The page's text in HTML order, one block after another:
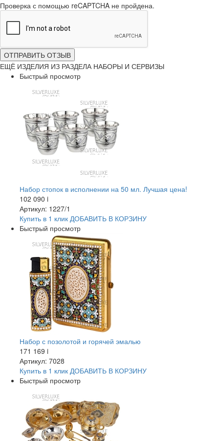
Проверка с помощью reCAPTCHA не пройдена.
ОТПРАВИТЬ ОТЗЫВ
ЕЩЁ ИЗДЕЛИЯ ИЗ РАЗДЕЛА НАБОРЫ И СЕРВИЗЫ
Быстрый просмотр
Набор стопок в исполнении на 50 мл. Лучшая цена!
102 090 i
Артикул: 1227/1
Купить в 1 клик ДОБАВИТЬ В КОРЗИНУ
Быстрый просмотр
Набор с позолотой и горячей эмалью
171 169 i
Артикул: 7028
Купить в 1 клик ДОБАВИТЬ В КОРЗИНУ
Быстрый просмотр